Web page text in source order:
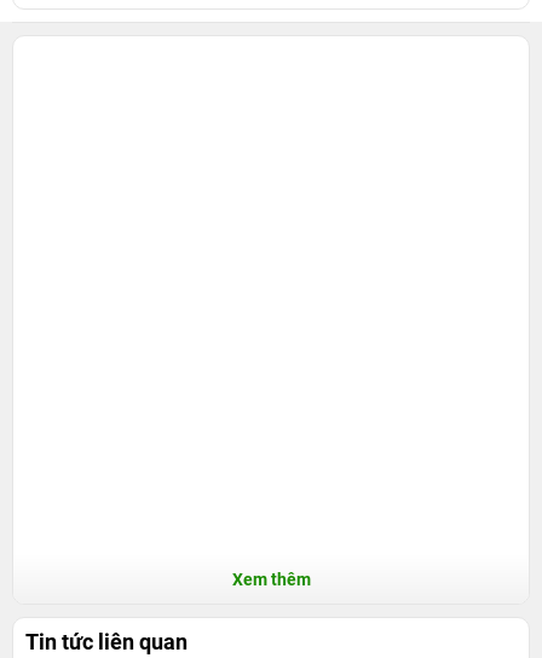
Xem thêm
Tin tức liên quan